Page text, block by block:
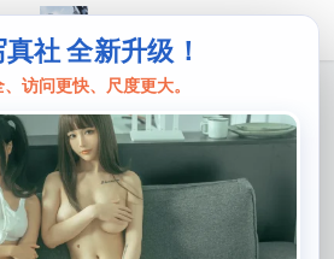
社 全新升级！
访问更快、尺度更大。
记：画作精选，为你呈现
的校园图包。